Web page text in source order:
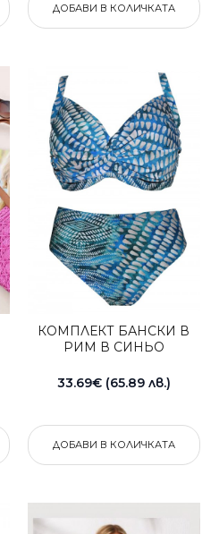
ДОБАВИ В КОЛИЧКАТА
КОМПЛЕКТ БАНСКИ В
РИМ В СИНЬО
33.69€ (65.89 лв.)
ДОБАВИ В КОЛИЧКАТА